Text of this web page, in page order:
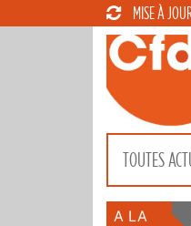
MISE À
TOUTES
A LA